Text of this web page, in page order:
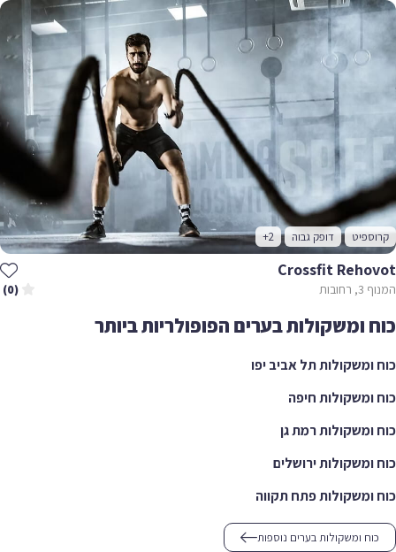
קרוספיט דופק גבוה +2
Crossfit Rehovot
המנוף 3, רחובות (0)
כוח ומשקולות בערים הפופולריות ביותר
כוח ומשקולות תל אביב יפו
כוח ומשקולות חיפה
כוח ומשקולות רמת גן
כוח ומשקולות ירושלים
כוח ומשקולות פתח תקווה
כוח ומשקולות בערים נוספות